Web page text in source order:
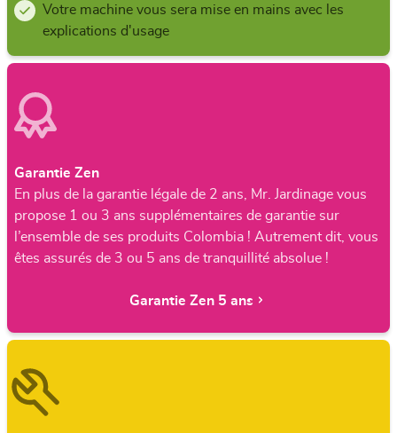
Votre machine vous sera mise en mains avec les
explications d'usage
Garantie Zen
En plus de la garantie légale de 2 ans, Mr. Jardinage vous
propose 1 ou 3 ans supplémentaires de garantie sur
l’ensemble de ses produits Colombia ! Autrement dit, vous
êtes assurés de 3 ou 5 ans de tranquillité absolue !
Garantie Zen 5 ans